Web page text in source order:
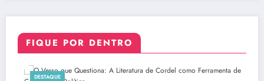
FIQUE POR DENTRO
DESTAQUE